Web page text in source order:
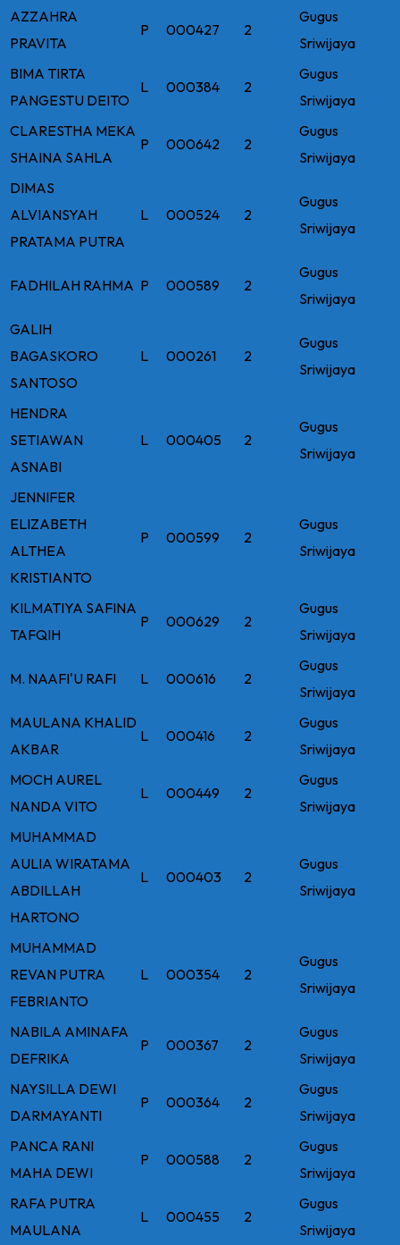
AZZAHRA
PRAVITA
P 000427 2
Gugus
Sriwijaya
BIMA TIRTA
PANGESTU DEITO
L 000384 2
Gugus
Sriwijaya
CLARESTHA MEKA
SHAINA SAHLA
P 000642 2
Gugus
Sriwijaya
DIMAS
ALVIANSYAH
PRATAMA PUTRA
L 000524 2
Gugus
Sriwijaya
FADHILAH RAHMA P 000589 2
Gugus
Sriwijaya
GALIH
BAGASKORO
SANTOSO
L 000261 2
Gugus
Sriwijaya
HENDRA
SETIAWAN
ASNABI
L 000405 2
Gugus
Sriwijaya
JENNIFER
ELIZABETH
ALTHEA
KRISTIANTO
P 000599 2
Gugus
Sriwijaya
KILMATIYA SAFINA
TAFQIH
P 000629 2
Gugus
Sriwijaya
M. NAAFI'U RAFI L 000616 2
Gugus
Sriwijaya
MAULANA KHALID
AKBAR
L 000416 2
Gugus
Sriwijaya
MOCH AUREL
NANDA VITO
L 000449 2
Gugus
Sriwijaya
MUHAMMAD
AULIA WIRATAMA
ABDILLAH
HARTONO
L 000403 2
Gugus
Sriwijaya
MUHAMMAD
REVAN PUTRA
FEBRIANTO
L 000354 2
Gugus
Sriwijaya
NABILA AMINAFA
DEFRIKA
P 000367 2
Gugus
Sriwijaya
NAYSILLA DEWI
DARMAYANTI
P 000364 2
Gugus
Sriwijaya
PANCA RANI
MAHA DEWI
P 000588 2
Gugus
Sriwijaya
RAFA PUTRA
MAULANA
L 000455 2
Gugus
Sriwijaya